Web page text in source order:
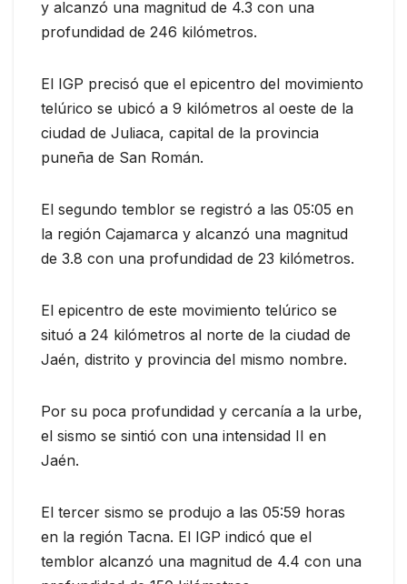
y alcanzó una magnitud de 4.3 con una
profundidad de 246 kilómetros.
El IGP precisó que el epicentro del movimiento
telúrico se ubicó a 9 kilómetros al oeste de la
ciudad de Juliaca, capital de la provincia
puneña de San Román.
El segundo temblor se registró a las 05:05 en
la región Cajamarca y alcanzó una magnitud
de 3.8 con una profundidad de 23 kilómetros.
El epicentro de este movimiento telúrico se
situó a 24 kilómetros al norte de la ciudad de
Jaén, distrito y provincia del mismo nombre.
Por su poca profundidad y cercanía a la urbe,
el sismo se sintió con una intensidad II en
Jaén.
El tercer sismo se produjo a las 05:59 horas
en la región Tacna. El IGP indicó que el
temblor alcanzó una magnitud de 4.4 con una